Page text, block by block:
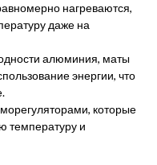
нагреваются,
даже на
алюминия, маты
энергии, что
которые
температуру и